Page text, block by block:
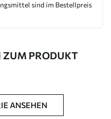
sind im Bestellpreis
ZUM PRODUKT
ANSEHEN